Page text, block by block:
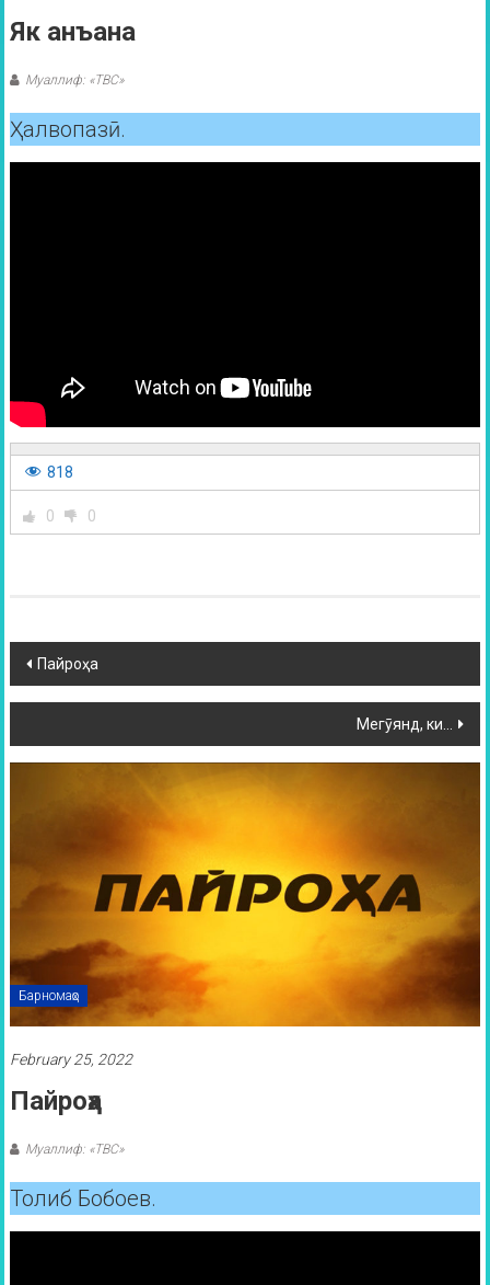
Як анъана
Муаллиф: «ТВС»
Ҳалвопазӣ.
818
0 0
Пайроҳа
Мегӯянд, ки…
Барномаҳо
February 25, 2022
Пайроҳа
Муаллиф: «ТВС»
Толиб Бобоев.